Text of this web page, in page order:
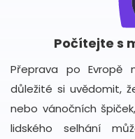
Počítejte s
Přeprava po
důležité si uvědomit,
nebo vánočních
lidského selhání